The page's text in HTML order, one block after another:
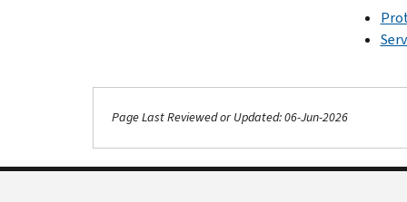
Page Last Reviewed or Updated: 06-Jun-2026